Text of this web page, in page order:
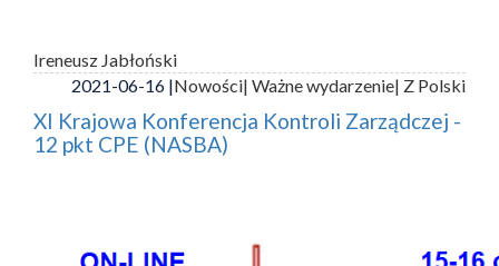
Ireneusz Jabłoński
2021-06-16 |Nowości| Ważne wydarzenie| Z Polski
XI Krajowa Konferencja Kontroli Zarządczej -
12 pkt CPE (NASBA)